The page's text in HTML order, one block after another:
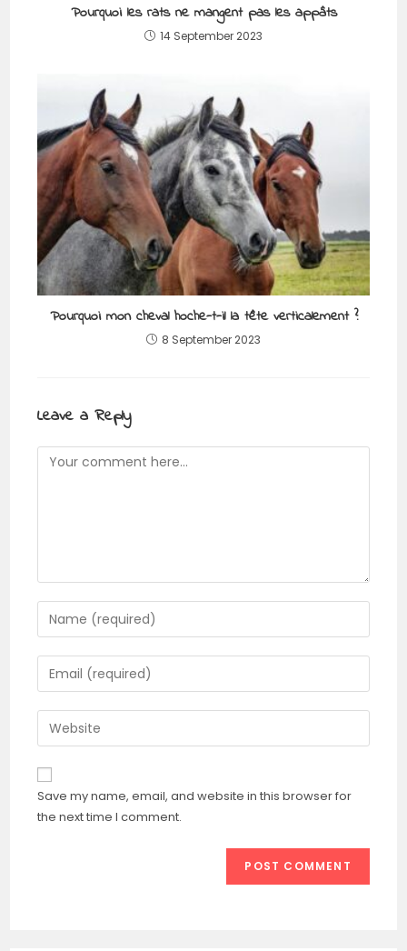
Pourquoi les rats ne mangent pas les appâts
14 September 2023
Pourquoi mon cheval hoche-t-il la tête verticalement ?
8 September 2023
Leave a Reply
Save my name, email, and website in this browser for
the next time I comment.